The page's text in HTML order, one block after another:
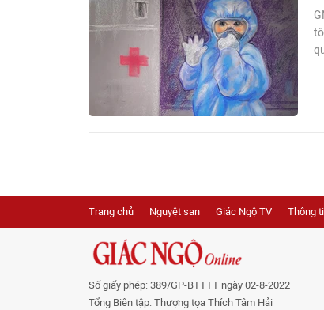
Trang chủ Nguyệt san Giác Ngộ TV Thông
Số giấy phép: 389/GP-BTTTT ngày 02-8-2022
Tổng Biên tập: Thượng tọa Thích Tâm Hải